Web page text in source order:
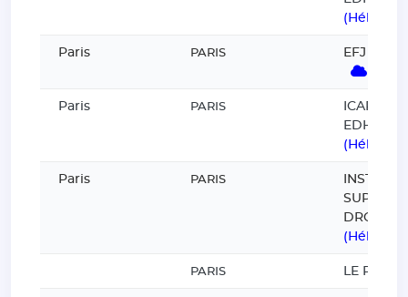
Paris PARIS
EFJ
Paris PARIS
ICART
EDH)
Paris PARIS
INSTITUT
DROIT
PARIS LE PRÉ-